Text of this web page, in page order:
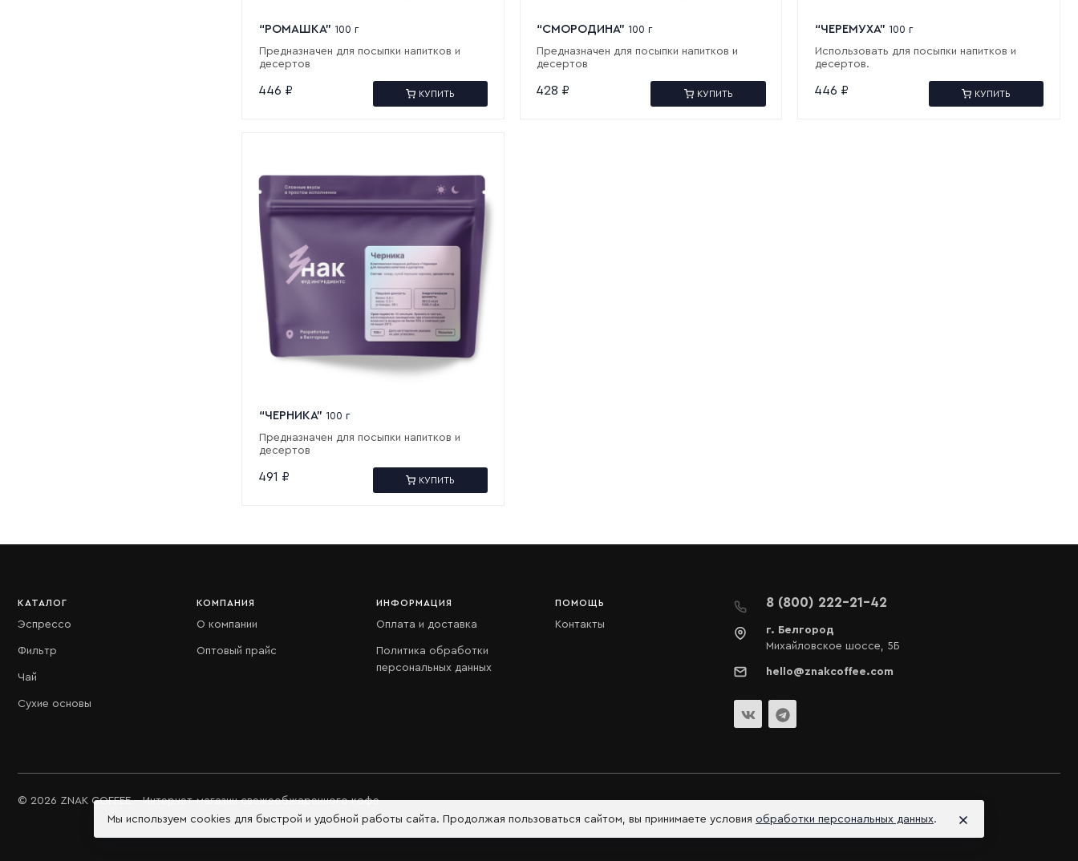
“РОМАШКА” 100 г
Предназначен для посыпки напитков и
десертов
446 ₽ КУПИТЬ
“СМОРОДИНА” 100 г
Предназначен для посыпки напитков и
десертов
428 ₽ КУПИТЬ
“ЧЕРЕМУХА” 100 г
Использовать для посыпки напитков и
десертов.
446 ₽ КУПИТЬ
“ЧЕРНИКА” 100 г
Предназначен для посыпки напитков и
десертов
491 ₽ КУПИТЬ
КАТАЛОГ
Эспрессо
Фильтр
Чай
Сухие основы
КОМПАНИЯ
О компании
Оптовый прайс
ИНФОРМАЦИЯ
Оплата и доставка
Политика обработки
персональных данных
ПОМОЩЬ
Контакты
8 (800) 222-21-42
г. Белгород
Михайловское шоссе, 5Б
hello@znakcoffee.com
© 2026 ZNAK COFFEE - Интернет-магазин свежеобжаренного кофе
Мы используем cookies для быстрой и удобной работы сайта. Продолжая пользоваться сайтом, вы принимаете условия обработки персональных данных.